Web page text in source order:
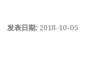
发表日期: 2018-10-05